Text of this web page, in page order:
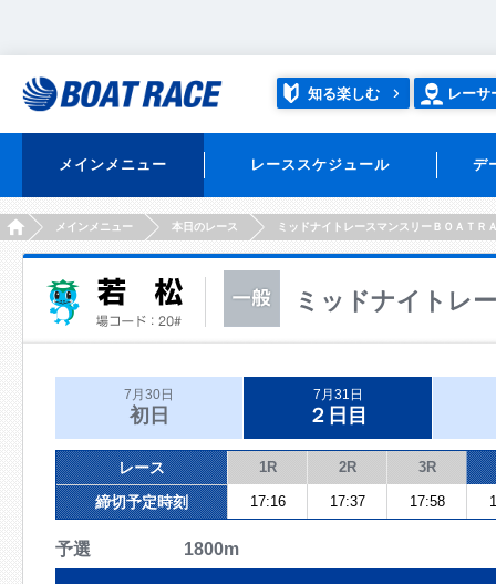
知る楽しむ レーサ
メインメニュー レーススケジュール デ
HOMEメインメニュー 本日のレース ミッドナイトレースマンスリーＢＯＡＴＲ
ミッドナイトレ
7月30日
初日
7月31日
２日目
レース 1R 2R 3R
締切予定時刻 17:16 17:37 17:58
予選 1800m